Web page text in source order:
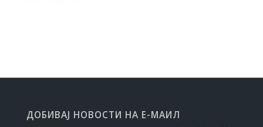
ДОБИВАЈ НОВОСТИ НА Е-МАИЛ